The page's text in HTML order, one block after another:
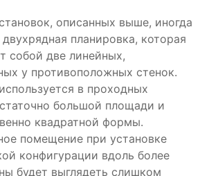
описанных выше, иногда
двухрядная планировка, которая
собой две линейных,
у противоположных стенок.
в проходных
большой площади и
квадратной формы.
помещение при установке
конфигурации вдоль более
будет выглядеть слишком